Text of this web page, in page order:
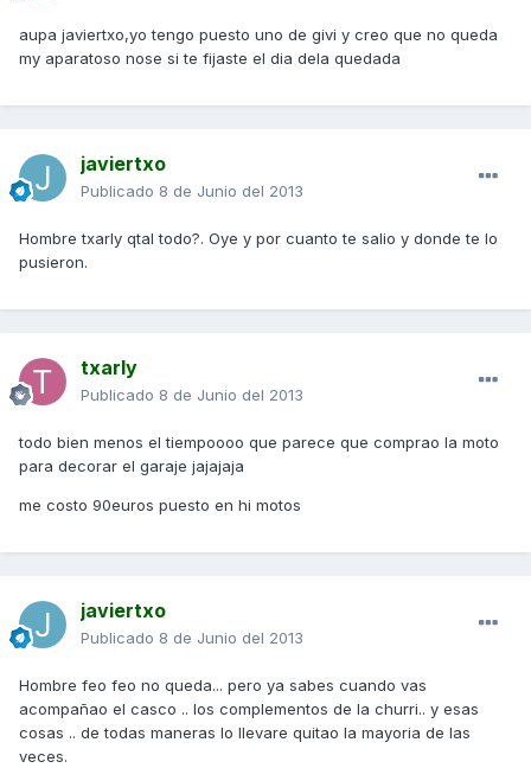
aupa javiertxo,yo tengo puesto uno de givi y creo que no queda
my aparatoso nose si te fijaste el dia dela quedada
javiertxo
Publicado 8 de Junio del 2013
Hombre txarly qtal todo?. Oye y por cuanto te salio y donde te lo
pusieron.
txarly
Publicado 8 de Junio del 2013
todo bien menos el tiempoooo que parece que comprao la moto
para decorar el garaje jajajaja
me costo 90euros puesto en hi motos
javiertxo
Publicado 8 de Junio del 2013
Hombre feo feo no queda... pero ya sabes cuando vas
acompañao el casco .. los complementos de la churri.. y esas
cosas .. de todas maneras lo llevare quitao la mayoria de las
veces.